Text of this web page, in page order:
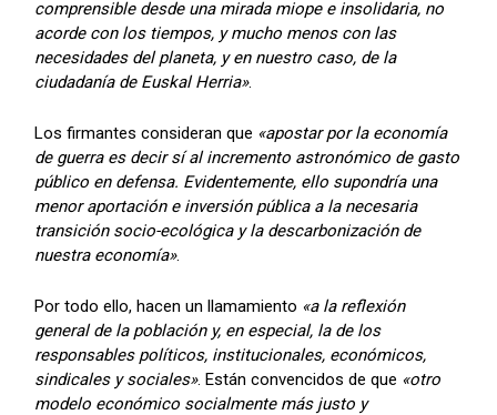
comprensible desde una mirada miope e insolidaria, no
acorde con los tiempos, y mucho menos con las
necesidades del planeta, y en nuestro caso, de la
ciudadanía de Euskal Herria».
Los firmantes consideran que «apostar por la economía
de guerra es decir sí al incremento astronómico de gasto
público en defensa. Evidentemente, ello supondría una
menor aportación e inversión pública a la necesaria
transición socio-ecológica y la descarbonización de
nuestra economía».
Por todo ello, hacen un llamamiento «a la reflexión
general de la población y, en especial, la de los
responsables políticos, institucionales, económicos,
sindicales y sociales». Están convencidos de que «otro
modelo económico socialmente más justo y